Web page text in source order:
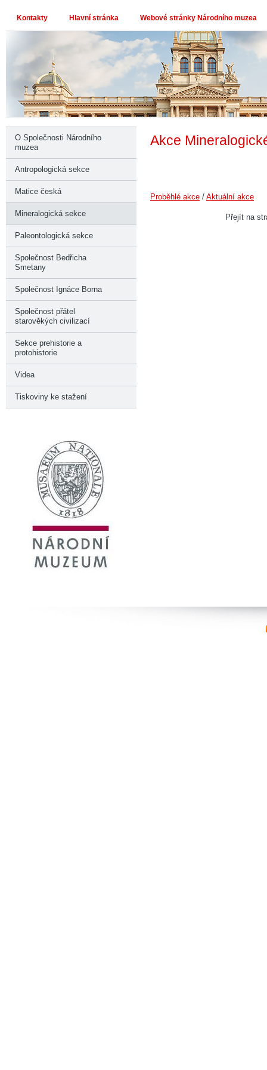
Kontakty Hlavní stránka Webové stránky Národního muzea
Akce
Proběhlé akce / Aktuální akce
Přejít na
O Společnosti Národního
muzea
Antropologická sekce
Matice česká
Mineralogická sekce
Paleontologická sekce
Společnost Bedřicha
Smetany
Společnost Ignáce Borna
Společnost přátel
starověkých civilizací
Sekce prehistorie a
protohistorie
Videa
Tiskoviny ke stažení